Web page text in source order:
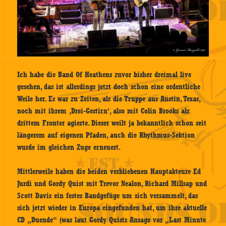
Ich habe die Band Of Heathens zuvor bisher dreimal live
gesehen, das ist allerdings jetzt doch schon eine ordentliche
Weile her. Es war zu Zeiten, als die Truppe aus Austin, Texas,
noch mit ihrem ‚Drei-Gestirn‘, also mit Colin Brooks als
drittem Fronter agierte. Dieser weilt ja bekanntlich schon seit
längerem auf eigenen Pfaden, auch die Rhythmus-Sektion
wurde im gleichen Zuge erneuert.
Mittlerweile haben die beiden verbliebenen Hauptakteure Ed
Jurdi und Gordy Quist mit Trevor Nealon, Richard Millsap und
Scott Davis ein festes Bandgefüge um sich versammelt, das
sich jetzt wieder in Europa eingefunden hat, um ihre aktuelle
CD „Duende“ (was laut Gordy Quists Ansage vor „Last Minute